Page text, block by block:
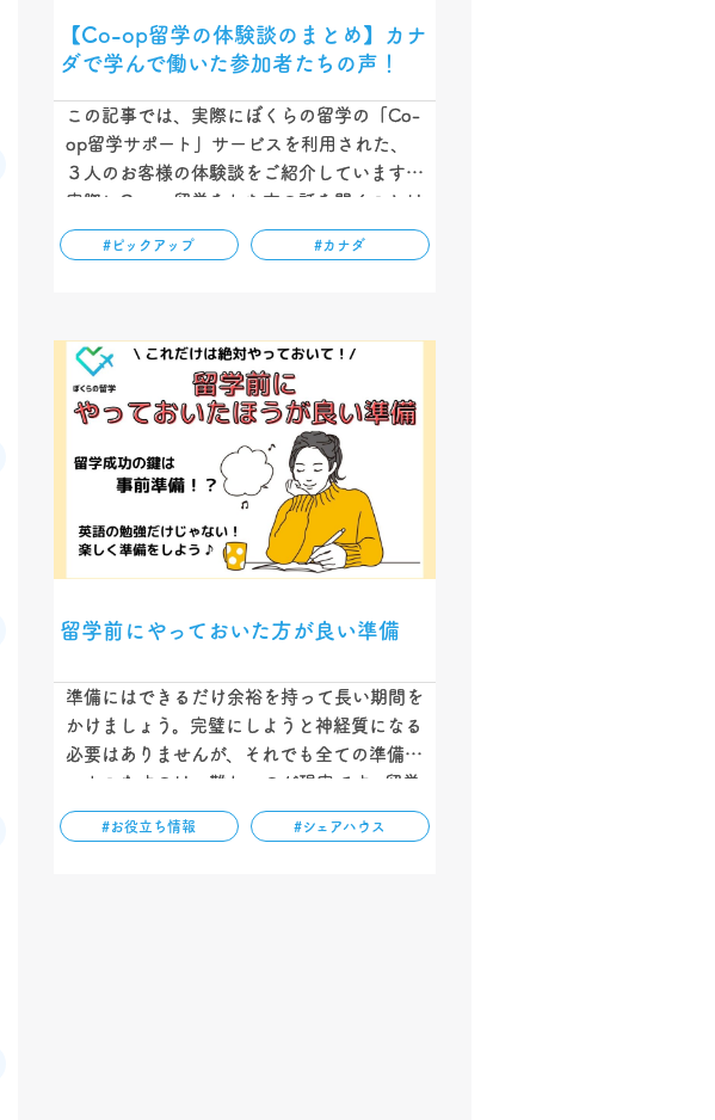
【Co-op留学の体験談のまとめ】カナ
ダで学んで働いた参加者たちの声！
この記事では、実際にぼくらの留学の「Co-
op留学サポート」サービスを利用された、
３人のお客様の体験談をご紹介しています。
実際にCo-op留学をした方の話を聞くことは
とても大切です。ぼくらの留学では、多くの
方にCo-op留学を知っていただけるように体
#ピックアップ #カナダ
留学前にやっておいた方が良い準備
準備にはできるだけ余裕を持って長い期間を
かけましょう。完璧にしようと神経質になる
必要はありませんが、それでも全ての準備を
一人こなすのは、難しいのが現実です。留学
カウンセラーに相談することにより、特に初
めての方は手続き・手配のミスを防ぐことが
#お役立ち情報 #シェアハウス